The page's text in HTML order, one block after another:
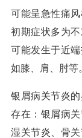
可能呈急性痛
初期症状多为
可能发生于近
如膝、肩、肘等
银屑病关节炎
存在：银屑病
湿关节炎、骨